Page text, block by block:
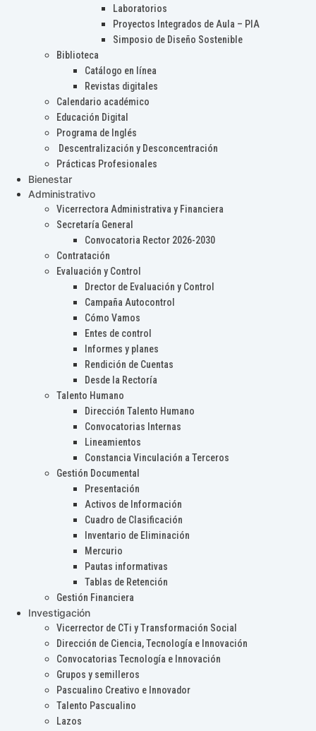
Laboratorios
Proyectos Integrados de Aula – PIA
Simposio de Diseño Sostenible
Biblioteca
Catálogo en línea
Revistas digitales
Calendario académico
Educación Digital
Programa de Inglés
Descentralización y Desconcentración
Prácticas Profesionales
Bienestar
Administrativo
Vicerrectora Administrativa y Financiera
Secretaría General
Convocatoria Rector 2026-2030
Contratación
Evaluación y Control
Drector de Evaluación y Control
Campaña Autocontrol
Cómo Vamos
Entes de control
Informes y planes
Rendición de Cuentas
Desde la Rectoría
Talento Humano
Dirección Talento Humano
Convocatorias Internas
Lineamientos
Constancia Vinculación a Terceros
Gestión Documental
Presentación
Activos de Información
Cuadro de Clasificación
Inventario de Eliminación
Mercurio
Pautas informativas
Tablas de Retención
Gestión Financiera
Investigación
Vicerrector de CTi y Transformación Social
Dirección de Ciencia, Tecnología e Innovación
Convocatorias Tecnología e Innovación
Grupos y semilleros
Pascualino Creativo e Innovador
Talento Pascualino
Lazos